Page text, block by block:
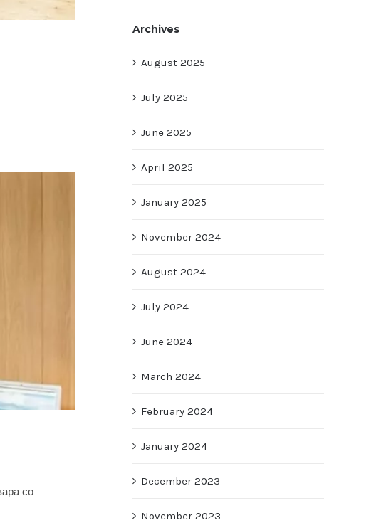
со
Archives
August 2025
July 2025
June 2025
April 2025
January 2025
November 2024
August 2024
July 2024
June 2024
March 2024
February 2024
January 2024
December 2023
November 2023